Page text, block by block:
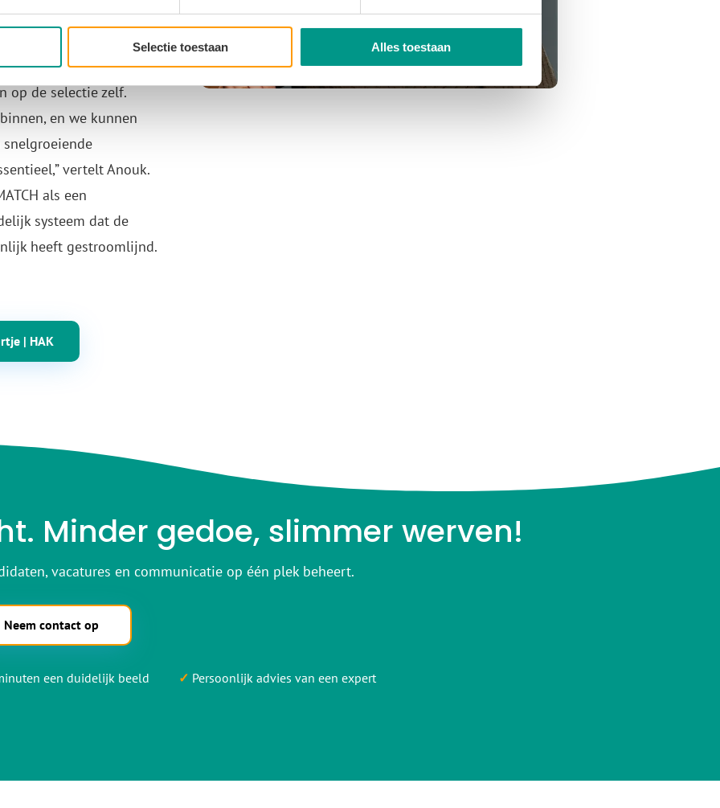
Selectie toestaan Alles toestaan
Monta een duidelijke
“Het systeem heeft
genomen,
op de selectie zelf.
en we kunnen
snelgroeiende
vertelt Anouk.
als een
systeem dat de
heeft gestroomlijnd.
| HAK
Minder gedoe, slimmer werven!
vacatures en communicatie op één plek beheert.
Neem contact op
een duidelijk beeld ✓ Persoonlijk advies van een expert